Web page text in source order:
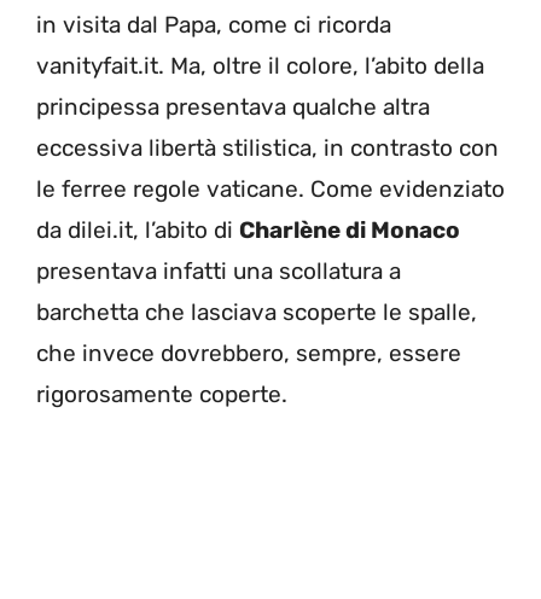
in visita dal Papa, come ci ricorda
vanityfait.it. Ma, oltre il colore, l’abito della
principessa presentava qualche altra
eccessiva libertà stilistica, in contrasto con
le ferree regole vaticane. Come evidenziato
da dilei.it, l’abito di Charlène di Monaco
presentava infatti una scollatura a
barchetta che lasciava scoperte le spalle,
che invece dovrebbero, sempre, essere
rigorosamente coperte.